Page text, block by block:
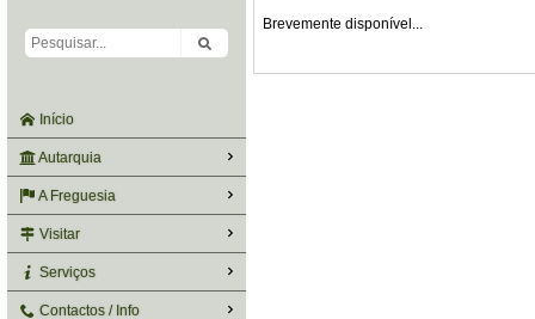
Início
Autarquia
A Freguesia
Visitar
Serviços
Contactos / Info
Brevemente disponível...